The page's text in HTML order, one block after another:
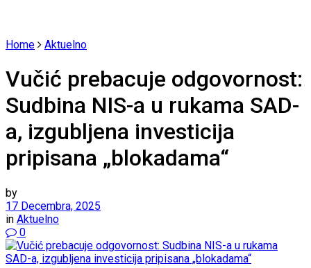
Home Aktuelno
Vučić prebacuje odgovornost:
Sudbina NIS-a u rukama SAD-
a, izgubljena investicija
pripisana „blokadama“
by
17 Decembra, 2025
in Aktuelno
0